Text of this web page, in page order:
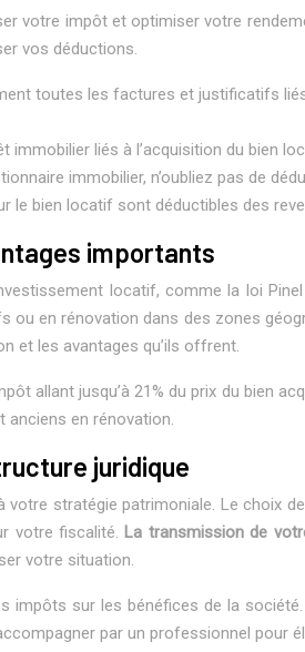
votre impôt et optimiser votre
vos déductions.
toutes les factures et justificatifs
immobilier liés à l’acquisition du bien
immobilier, n’oubliez pas de
le bien locatif sont déductibles des
importants
locatif, comme la loi
ou en rénovation dans des zones
et les avantages qu’ils offrent.
allant jusqu’à 21% du prix du
en rénovation.
juridique
stratégie patrimoniale. Le choix
votre fiscalité. La transmission de
votre situation.
impôts sur les bénéfices de la
par un professionnel pour